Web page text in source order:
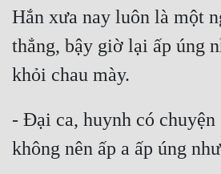
Hắn xưa nay luôn là một
thẳng, bậy giờ lại ấp úng
- Đại ca, huynh có